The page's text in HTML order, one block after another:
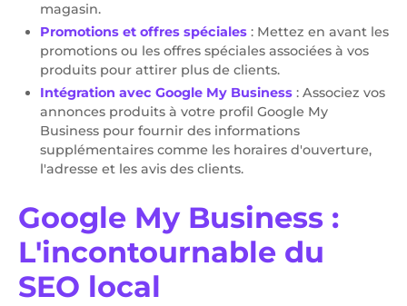
magasin.
Promotions et offres spéciales : Mettez en avant les
promotions ou les offres spéciales associées à vos
produits pour attirer plus de clients.
Intégration avec Google My Business : Associez vos
annonces produits à votre profil Google My
Business pour fournir des informations
supplémentaires comme les horaires d'ouverture,
l'adresse et les avis des clients.
Google My Business :
L'incontournable du
SEO local